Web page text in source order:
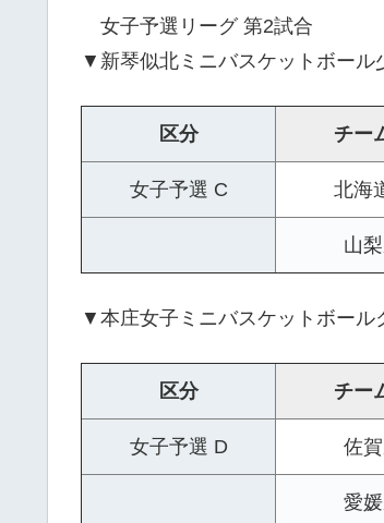
女子予選リーグ 第2試合
▼新琴似北ミニバスケットボー
区分 チー
女子予選 C 北海
山
▼本庄女子ミニバスケットボー
区分 チー
女子予選 D 佐
愛